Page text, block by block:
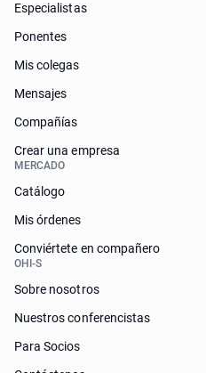
Especialistas
Ponentes
Mis colegas
Mensajes
Compañías
Crear una empresa
MERCADO
Catálogo
Mis órdenes
Conviértete en compañero
OHI-S
Sobre nosotros
Nuestros conferencistas
Para Socios